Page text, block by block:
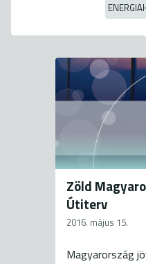
Zöld
Útiterv
2016. május 15.
Magyarország